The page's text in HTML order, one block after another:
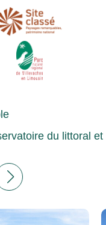
du littoral et